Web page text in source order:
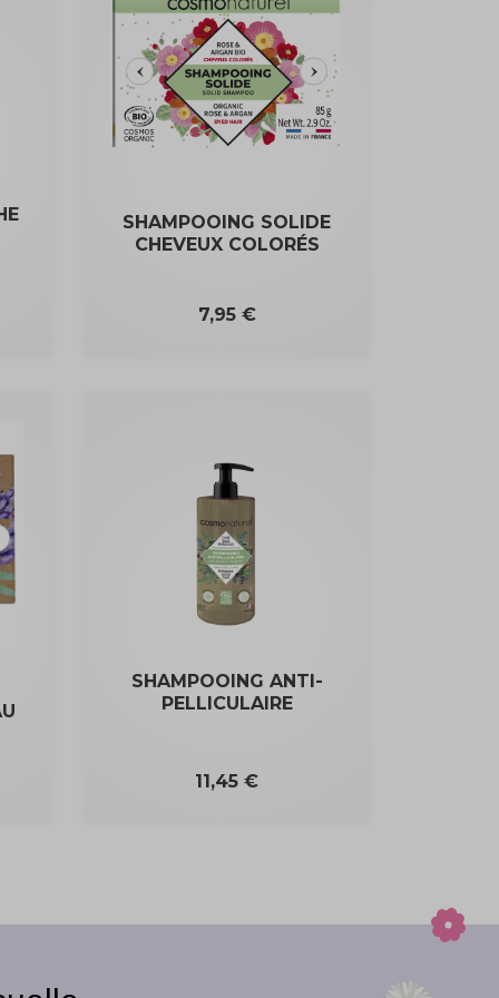
SHAMPOOING SOLIDE
CHEVEUX COLORÉS
Prix
7,95 €
SHAMPOOING ANTI-
PELLICULAIRE
Prix
11,45 €